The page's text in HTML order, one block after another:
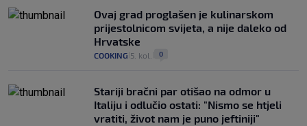
Ovaj grad proglašen je kulinarskom
prijestolnicom svijeta, a nije daleko od
Hrvatske
COOKING 5. kol. 0
Stariji bračni par otišao na odmor u
Italiju i odlučio ostati: "Nismo se htjeli
vratiti, život nam je puno jeftiniji"